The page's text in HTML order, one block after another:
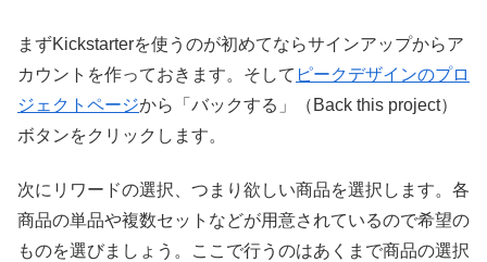
まずKickstarterを使うのが初めてならサインアップからア
カウントを作っておきます。そして ピークデザインのプロ
ジェクトページから「バックする」（Back this project）
ボタンをクリックします。
次にリワードの選択、つまり欲しい商品を選択します。各
商品の単品や複数セットなどが用意されているので希望の
ものを選びましょう。ここで行うのはあくまで商品の選択